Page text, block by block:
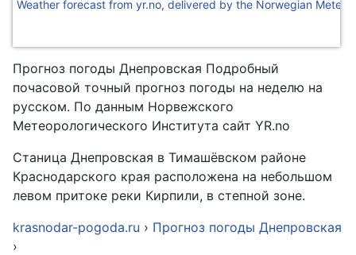
Weather forecast from yr.no, delivered by the Norwegian
Прогноз погоды Днепровская Подробный
почасовой точный прогноз погоды на неделю на
русском. По данным Норвежского
Метеорологического Института сайт YR.no
Станица Днепровская в Тимашёвском районе
Краснодарского края расположена на небольшом
левом притоке реки Кирпили, в степной зоне.
krasnodar-pogoda.ru › Прогноз погоды Днепровская
›